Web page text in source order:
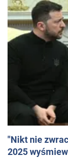
"Nikt nie
2025